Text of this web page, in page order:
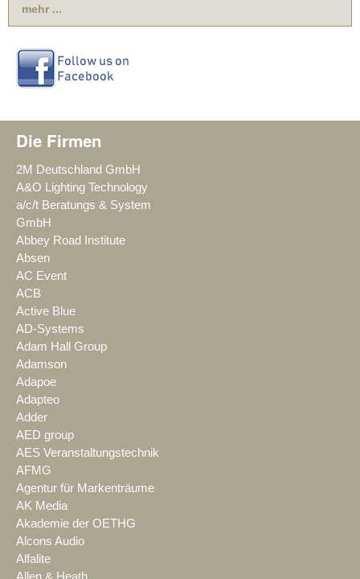
mehr ...
Die Firmen
2M Deutschland GmbH
A&O Lighting Technology
a/c/t Beratungs & System
GmbH
Abbey Road Institute
Absen
AC Event
ACB
Active Blue
AD-Systems
Adam Hall Group
Adamson
Adapoe
Adapteo
Adder
AED group
AES Veranstaltungstechnik
AFMG
Agentur für Markenträume
AK Media
Akademie der OETHG
Alcons Audio
Alfalite
Allen & Heath